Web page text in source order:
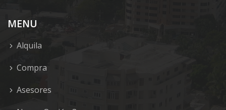
MENU
Alquila
Compra
Asesores